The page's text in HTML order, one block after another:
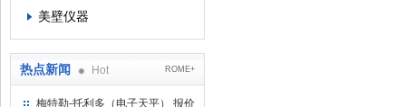
美壁仪器
热点新闻 Hot ROME+
梅特勒-托利多（电子天平） 报价